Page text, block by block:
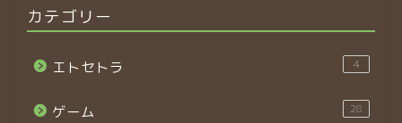
カテゴリー
エトセトラ 4
ゲーム 28